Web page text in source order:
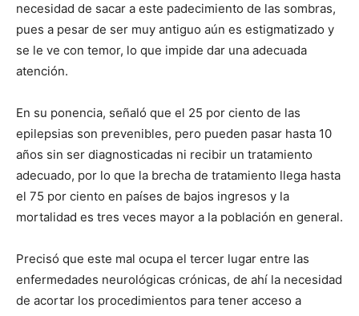
necesidad de sacar a este padecimiento de las sombras,
pues a pesar de ser muy antiguo aún es estigmatizado y
se le ve con temor, lo que impide dar una adecuada
atención.
En su ponencia, señaló que el 25 por ciento de las
epilepsias son prevenibles, pero pueden pasar hasta 10
años sin ser diagnosticadas ni recibir un tratamiento
adecuado, por lo que la brecha de tratamiento llega hasta
el 75 por ciento en países de bajos ingresos y la
mortalidad es tres veces mayor a la población en general.
Precisó que este mal ocupa el tercer lugar entre las
enfermedades neurológicas crónicas, de ahí la necesidad
de acortar los procedimientos para tener acceso a